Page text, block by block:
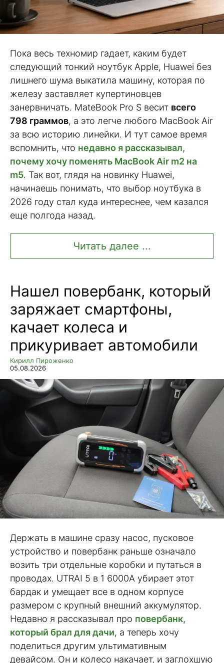
Пока весь техномир гадает, каким будет
следующий тонкий ноутбук Apple, Huawei без
лишнего шума выкатила машину, которая по
железу заставляет купертиновцев
занервничать. MateBook Pro S весит всего
798 граммов, а это легче любого MacBook Air
за всю историю линейки. И тут самое время
вспомнить, что недавно я рассказывал,
почему хочу поменять MacBook Air m2 на
m5. Так вот, глядя на новинку Huawei,
начинаешь понимать, что выбор ноутбука в
2026 году стал куда интереснее, чем казался
еще полгода назад.
Читать далее ...
Нашел повербанк, который
заряжает смартфоны,
качает колеса и
прикуривает автомобили
Кирилл Пироженко
05.08.2026
Держать в машине сразу насос, пусковое
устройство и повербанк раньше означало
возить три отдельные коробки и путаться в
проводах. UTRAI 5 в 1 6000A убирает этот
бардак и умещает все в одном корпусе
размером с крупный внешний аккумулятор.
Недавно я рассказывал про повербанк,
который брал для дачи, а теперь хочу
поделиться другим ультимативным
девайсом. Он и колесо накачает, и заглохшую